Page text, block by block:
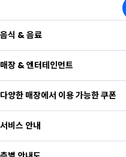
음식 & 음료
매장 & 엔터테인먼트
다양한 매장에서 이용 가능한 쿠폰
서비스 안내